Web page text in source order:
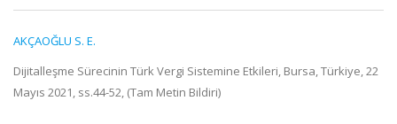
AKÇAOĞLU S. E.
Dijitalleşme Sürecinin Türk Vergi Sistemine Etkileri, Bursa, Türkiye, 22
Mayıs 2021, ss.44-52, (Tam Metin Bildiri)